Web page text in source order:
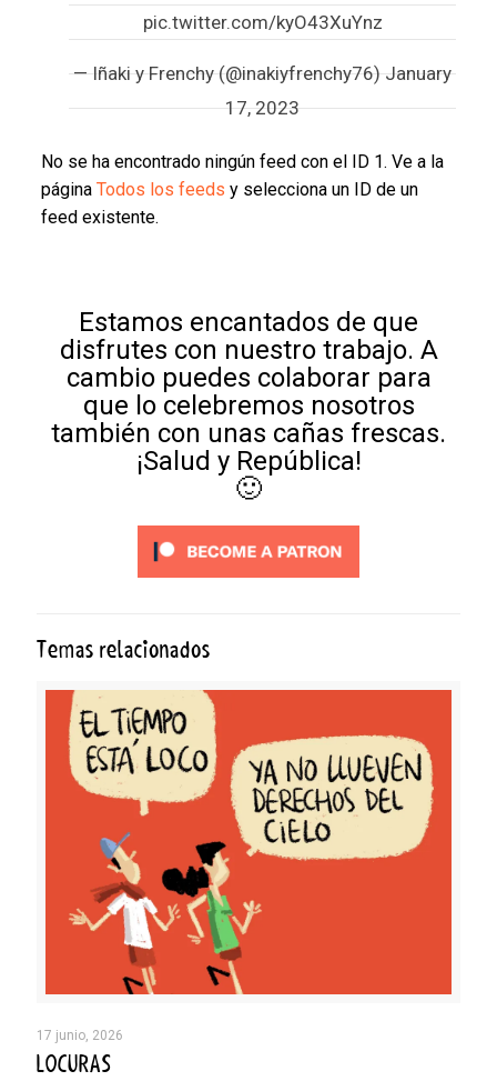
pic.twitter.com/kyO43XuYnz
— Iñaki y Frenchy (@inakiyfrenchy76)January
17, 2023
No se ha encontrado ningún feed con el ID 1. Ve a la
página Todos los feeds y selecciona un ID de un
feed existente.
Estamos encantados de que
disfrutes con nuestro trabajo. A
cambio puedes colaborar para
que lo celebremos nosotros
también con unas cañas frescas.
¡Salud y República!
🙂
Temas relacionados
17 junio, 2026
LOCURAS